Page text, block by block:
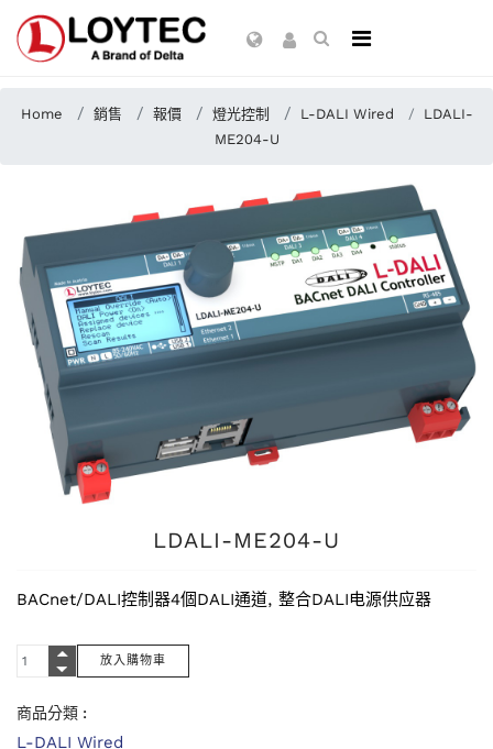
Home 銷售 報價 燈光控制 L-DALI Wired
LDALI-
ME204-U
LDALI-ME204-U
BACnet/DALI控制器4個DALI通道, 整合DALI电源供应器
商品分類 :
L-DALI Wired